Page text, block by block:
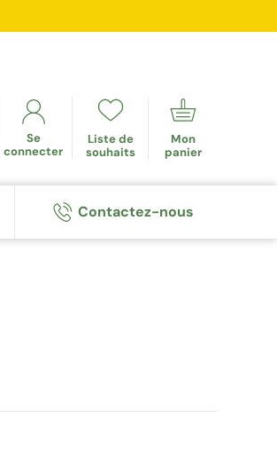
Se
connecter
Liste de
souhaits
Mon
panier
Contactez-nous